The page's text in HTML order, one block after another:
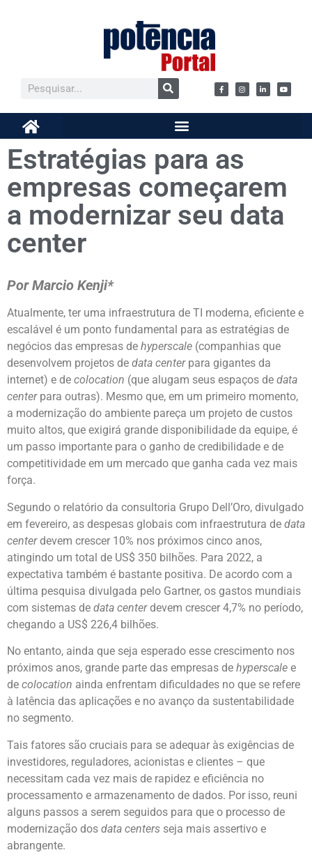
Estratégias para as
empresas começarem
a modernizar seu data
center
Por Marcio Kenji*
Atualmente, ter uma infraestrutura de TI moderna, eficiente e
escalável é um ponto fundamental para as estratégias de
negócios das empresas de hyperscale (companhias que
desenvolvem projetos de data centerpara gigantes da
internet) e de colocation (que alugam seus espaços de data
centerpara outras). Mesmo que, em um primeiro momento,
a modernização do ambiente pareça um projeto de custos
muito altos, que exigirá grande disponibilidade da equipe, é
um passo importante para o ganho de credibilidade e de
competitividade em um mercado que ganha cada vez mais
força.
Segundo o relatório da consultoria Grupo Dell’Oro, divulgado
em fevereiro, as despesas globais com infraestrutura de data
centerdevem crescer 10% nos próximos cinco anos,
atingindo um total de US$ 350 bilhões. Para 2022, a
expectativa também é bastante positiva. De acordo com a
última pesquisa divulgada pelo Gartner, os gastos mundiais
com sistemas de data centerdevem crescer 4,7% no período,
chegando a US$ 226,4 bilhões.
No entanto, ainda que seja esperado esse crescimento nos
próximos anos, grande parte das empresas de hyperscale e
de colocation ainda enfrentam dificuldades no que se refere
à latência das aplicações e no avanço da sustentabilidade
no segmento.
Tais fatores são cruciais para se adequar às exigências de
investidores, reguladores, acionistas e clientes – que
necessitam cada vez mais de rapidez e eficiência no
processamento e armazenamento de dados. Por isso, reuni
alguns passos a serem seguidos para que o processo de
modernização dos data centers seja mais assertivo e
abrangente.